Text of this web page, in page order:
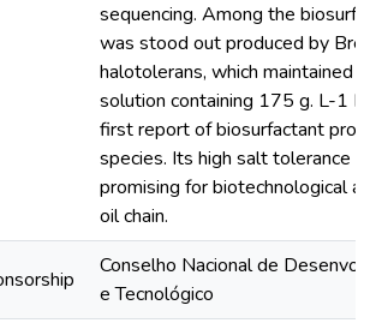
sequencing. Among the
was stood out produced by
halotolerans, which maintained
solution containing 175 g. L-1
first report of biosurfactant
species. Its high salt tolerance
promising for biotechnological
oil chain.
Conselho Nacional de
e Tecnológico